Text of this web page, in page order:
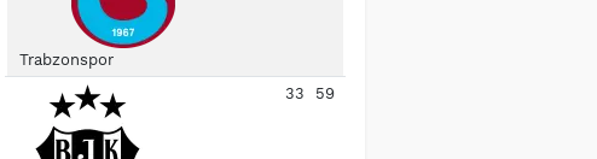
Trabzonspor
33 59